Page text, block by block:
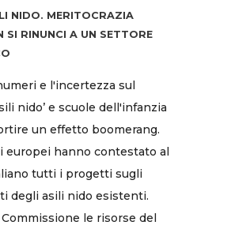
NIDO. MERITOCRAZIA
SI RINUNCI A UN SETTORE
e l'incertezza sul
nido’ e scuole dell'infanzia
un effetto boomerang.
europei hanno contestato al
tutti i progetti sugli
degli asili nido esistenti.
le risorse del